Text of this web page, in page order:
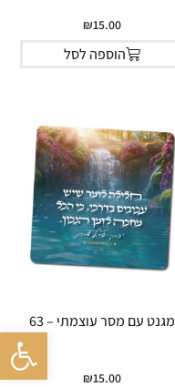
פתח
₪15.00
הוספה לסל
מגנט עם מסר עוצמתי – 63
₪15.00